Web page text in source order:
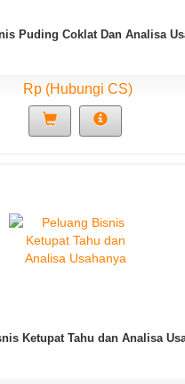
Puding Coklat Dan Analisa
Rp (Hubungi CS)
Ketupat Tahu dan Analisa